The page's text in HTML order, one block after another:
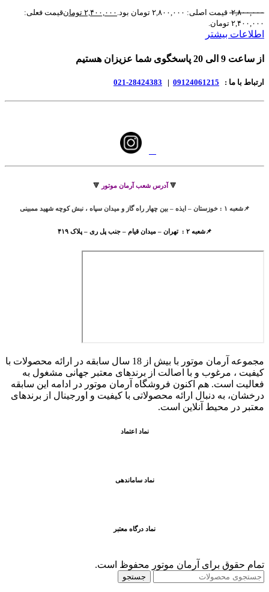
۲,۸۰۰,۰۰۰ قیمت اصلی: ۲,۸۰۰,۰۰۰ تومان بود. ۲,۴۰۰,۰۰۰ تومانقیمت فعلی:
۲,۴۰۰,۰۰۰ تومان.
اطلاعات بیشتر
از ساعت 9 الی 20 پاسخگوی شما عزیزان هستیم
ارتباط با ما : 09124061215
|
28424383-021
🔻 آدرس شعب آرمان موتور 🔻
📌شعبه ۱ : خوزستان – ایذه – بین چهار راه گاز و میدان سپاه ، نبش کوچه شهید ممبینی
📌شعبه ۲ : تهران – میدان قیام – جنب پل ری – پلاک ۴۱۹
مجموعه آرمان موتور با بیش از 18 سال سابقه در ارائه محصولات با
کيفيت ، مرغوب و با اصالت از برندهای معتبر جهانی مشغول به
فعاليت است. هم اکنون فروشگاه آرمان موتور در ادامه اين سابقه
درخشان، به دنبال ارائه محصولاتی با کيفيت و اورجينال از برندهای
معتبر در محيط آنلاين است.
نماد اعتماد
نماد ساماندهی
نماد درگاه معتبر
تمام حقوق برای آرمان موتور محفوظ است.
جستجو